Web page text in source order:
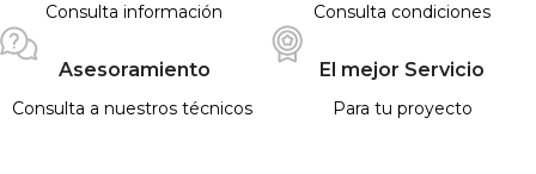
Consulta información Consulta condiciones
Asesoramiento
Consulta a nuestros técnicos
El mejor Servicio
Para tu proyecto